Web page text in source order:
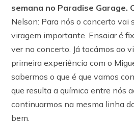
semana no Paradise Garage.
Nelson: Para nós o concerto vai
viragem importante. Ensaiar é
ver no concerto. Já tocámos ao
primeira experiência com o
sabermos o que é que vamos
que resulta a química entre nós
continuarmos na mesma linha
bem.